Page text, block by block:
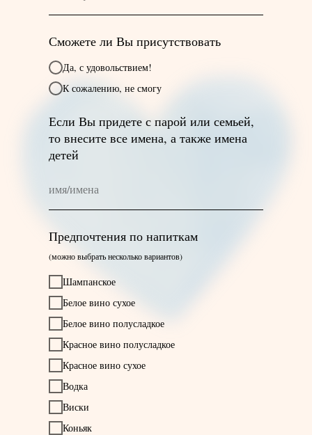
Сможете ли Вы присутствовать
Да, с удовольствием!
К сожалению, не смогу
Если Вы придете с парой или семьей,
то внесите все имена, а также имена
детей
Предпочтения по напиткам
(можно выбрать несколько вариантов)
Шампанское
Белое вино сухое
Белое вино полусладкое
Красное вино полусладкое
Красное вино сухое
Водка
Виски
Коньяк